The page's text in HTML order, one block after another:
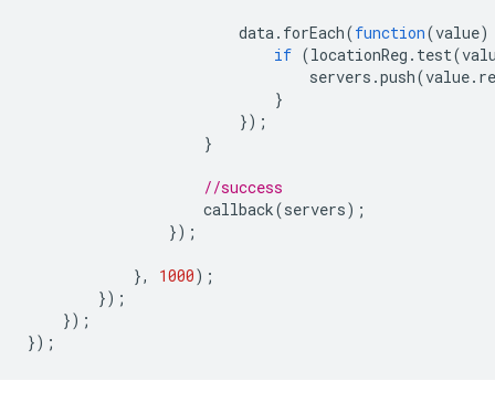
data. forEach(function(value)
if (locationReg . test(
servers .push(value.
}
});
}
//success
callback(servers);
});
}, 1000);
});
});
});